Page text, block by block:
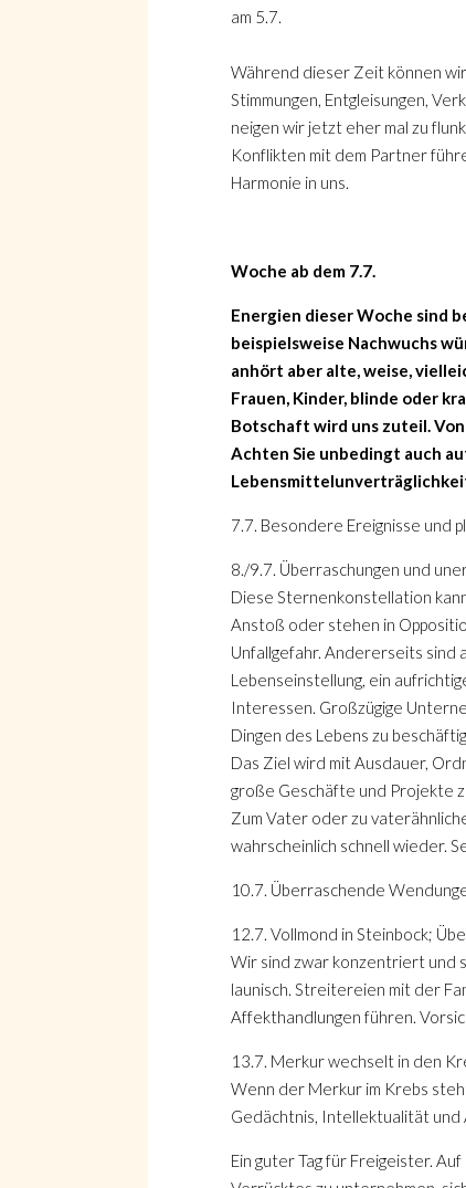
am 5.7.
Während dieser Zeit können
Stimmungen, Entgleisungen,
neigen wir jetzt eher mal zu
Konflikten mit dem Partner
Harmonie in uns.
Woche ab dem 7.7.
Energien dieser Woche sind
beispielsweise Nachwuchs
anhört aber alte, weise,
Frauen, Kinder, blinde oder
Botschaft wird uns zuteil.
Achten Sie unbedingt auch
7.7. Besondere Ereignisse und
8./9.7. Überraschungen und
Diese Sternenkonstellation
Anstoß oder stehen in
Unfallgefahr. Andererseits sind
Lebenseinstellung, ein
Interessen. Großzügige
Dingen des Lebens zu
Das Ziel wird mit Ausdauer,
große Geschäfte und Projekte
Zum Vater oder zu
wahrscheinlich schnell wieder.
10.7. Überraschende
12.7. Vollmond in Steinbock;
Wir sind zwar konzentriert und
launisch. Streitereien mit der
Affekthandlungen führen.
13.7. Merkur wechselt in den
Wenn der Merkur im Krebs
Gedächtnis, Intellektualität und
Ein guter Tag für Freigeister.